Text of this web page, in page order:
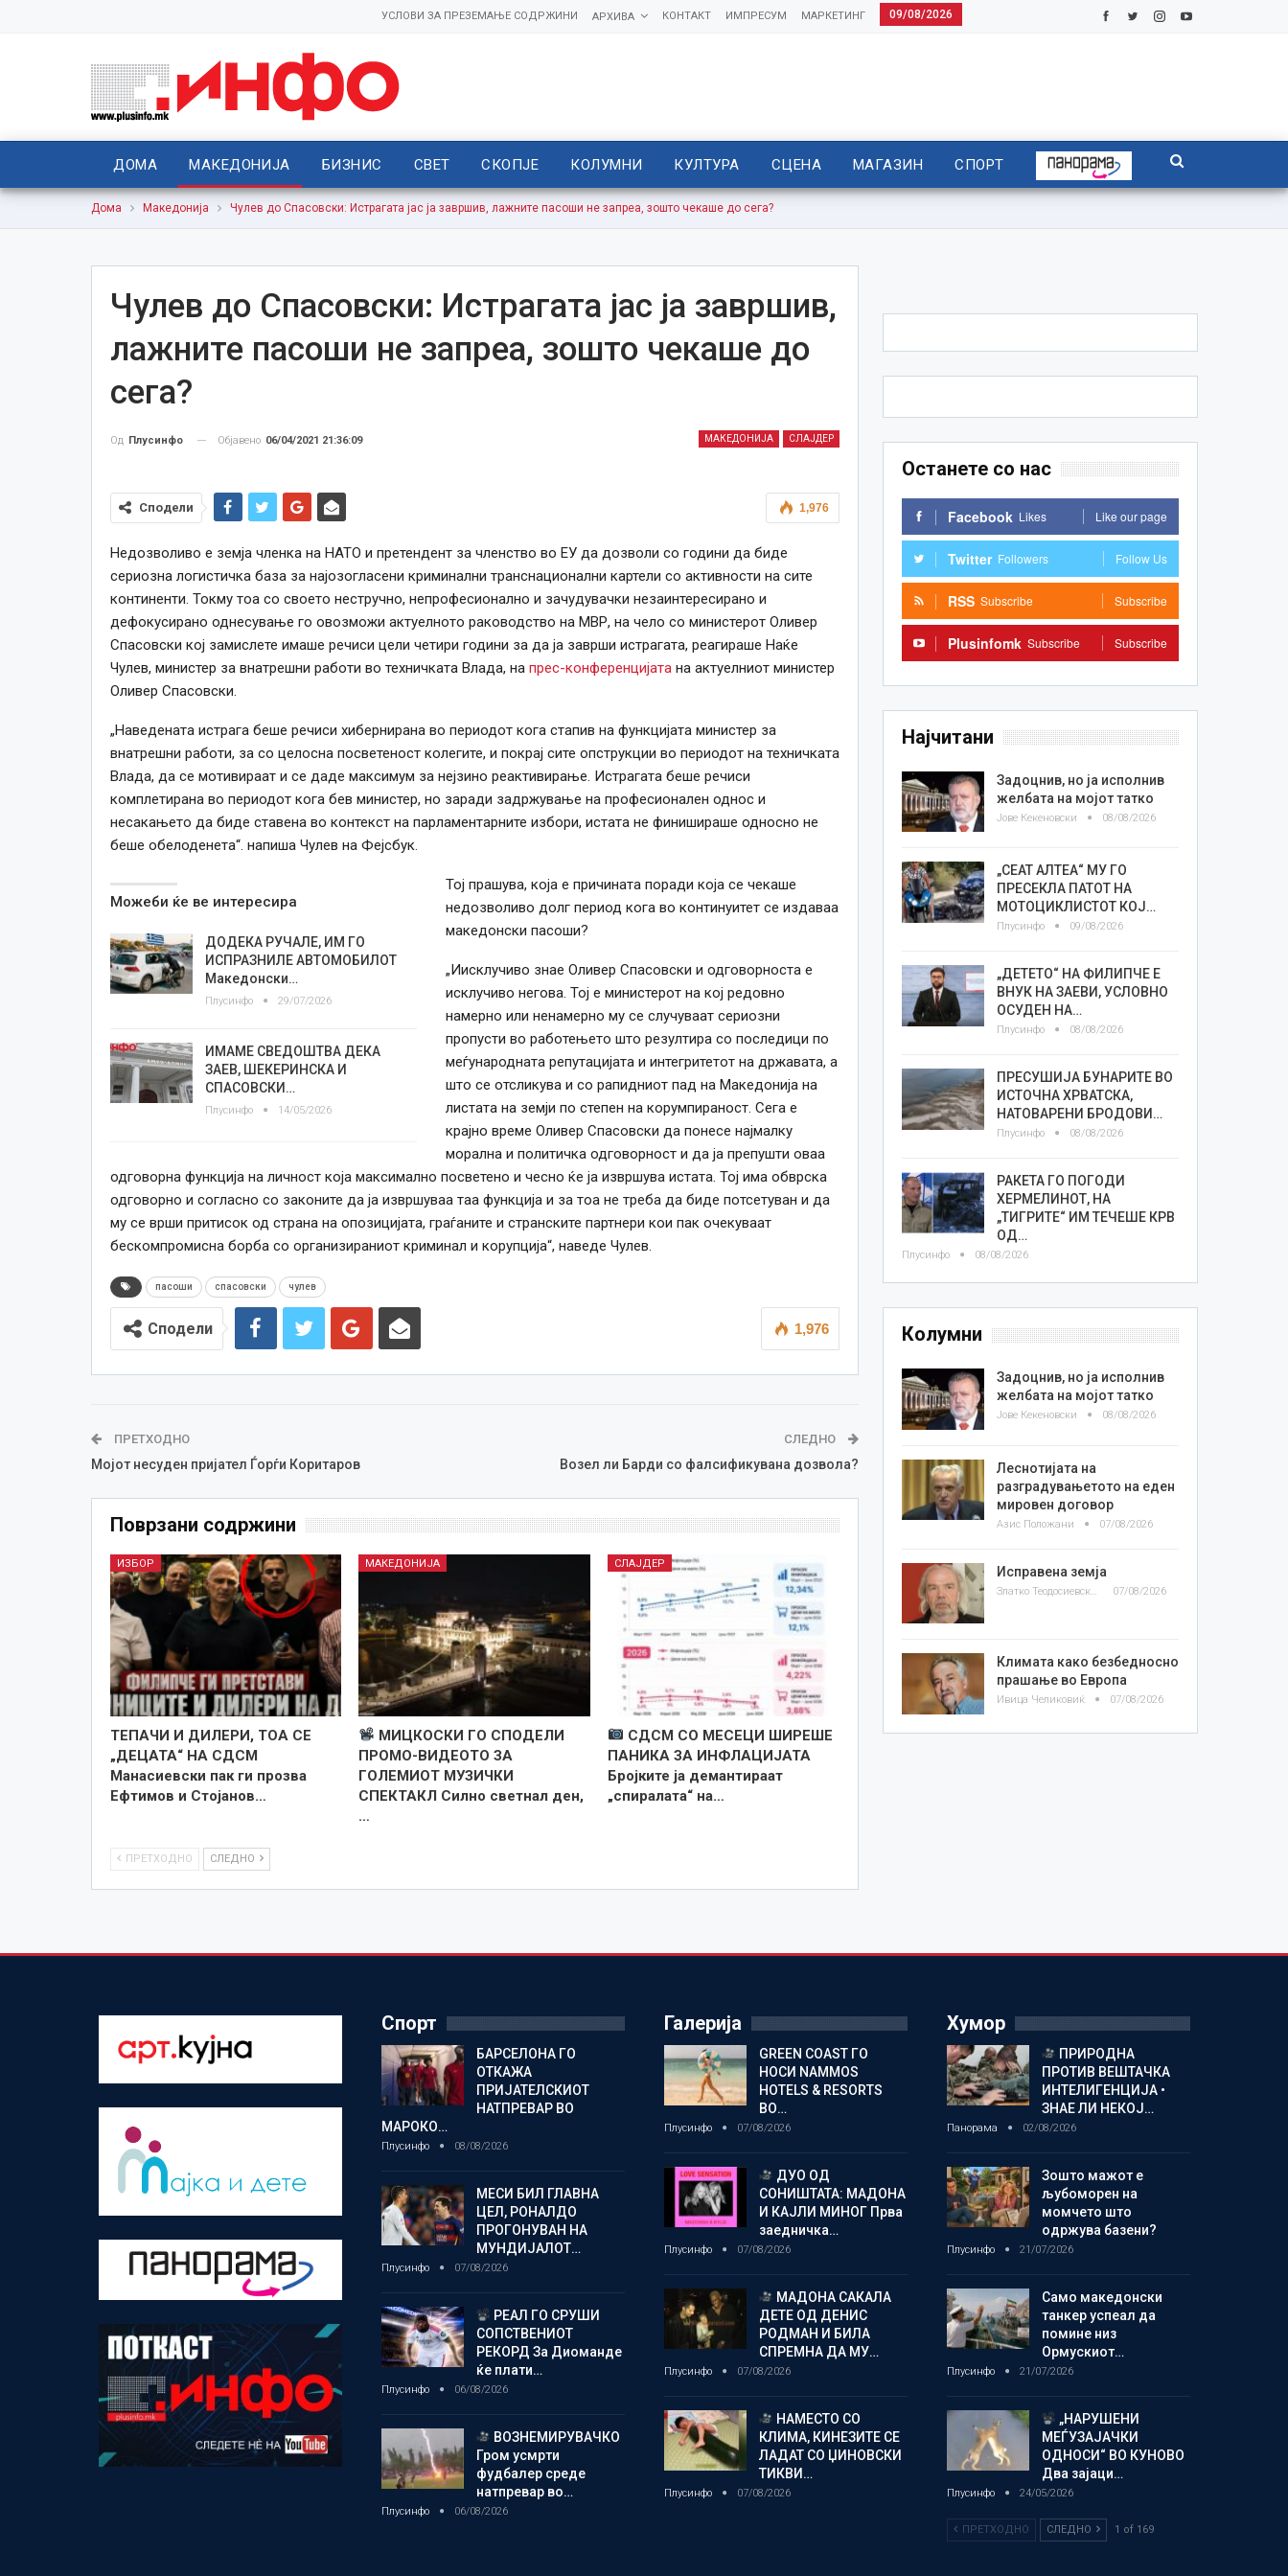
09/08/2026
МАРКЕТИНГ
ИМПРЕСУМ
КОНТАКТ
АРХИВА
УСЛОВИ ЗА ПРЕЗЕМАЊЕ СОДРЖИНИ
ДОМА МАКЕДОНИЈА БИЗНИС СВЕТ СКОПЈЕ КОЛУМНИ КУЛТУРА СЦЕНА МАГАЗИН СПОРТ
Дома Македонија Чулев до Спасовски: Истрагата јас ја завршив, лажните пасоши не запреа, зошто чекаше до сега?
Чулев до Спасовски: Истрагата јас ја завршив,
лажните пасоши не запреа, зошто чекаше до
сега?
МАКЕДОНИЈА СЛАЈДЕР
Од Плусинфо Објавено 06/04/2021 21:36:09
1,976
Сподели
Недозволиво е земја членка на НАТО и претендент за членство во ЕУ да дозволи со години да биде
сериозна логистичка база за најозогласени криминални транснационални картели со активности на сите
континенти. Токму тоа со своето нестручно, непрофесионално и зачудувачки незаинтересирано и
дефокусирано однесување го овозможи актуелното раководство на МВР, на чело со министерот Оливер
Спасовски кој замислете имаше речиси цели четири години за да ја заврши истрагата, реагираше Наќе
Чулев, министер за внатрешни работи во техничката Влада, на прес-конференцијатана актуелниот министер
Оливер Спасовски.
„Наведената истрага беше речиси хибернирана во периодот кога стапив на функцијата министер за
внатрешни работи, за со целосна посветеност колегите, и покрај сите опструкции во периодот на техничката
Влада, да се мотивираат и се даде максимум за нејзино реактивирање. Истрагата беше речиси
комплетирана во периодот кога бев министер, но заради задржување на професионален однос и
несакањето да биде ставена во контекст на парламентарните избори, истата не финишираше односно не
беше обелоденета“. напиша Чулев на Фејсбук.
Можеби ќе ве интересира
ДОДЕКА РУЧАЛЕ, ИМ ГО
ИСПРАЗНИЛЕ АВТОМОБИЛОТ
Македонски…
Плусинфо 29/07/2026
ИМАМЕ СВЕДОШТВА ДЕКА
ЗАЕВ, ШЕКЕРИНСКА И
СПАСОВСКИ…
Плусинфо 14/05/2026
Тој прашува, која е причината поради која се чекаше
недозволиво долг период кога во континуитет се издаваа
македонски пасоши?
„Иисклучиво знае Оливер Спасовски и одговорноста е
исклучиво негова. Тој е министерот на кој редовно
намерно или ненамерно му се случуваат сериозни
пропусти во работењето што резултира со последици по
меѓународната репутацијата и интегритетот на државата, а
што се отсликува и со рапидниот пад на Македонија на
листата на земји по степен на корумпираност. Сега е
крајно време Оливер Спасовски да понесе најмалку
морална и политичка одговорност и да ја препушти оваа
одговорна функција на личност која максимално посветено и чесно ќе ја извршува истата. Тој има обврска
одговорно и согласно со законите да ја извршуваа таа функција и за тоа не треба да биде потсетуван и да
му се врши притисок од страна на опозицијата, граѓаните и странските партнери кои пак очекуваат
бескомпромисна борба со организираниот криминал и корупција“, наведе Чулев.
пасоши спасовски чулев
1,976
Сподели
ПРЕТХОДНО
Мојот несуден пријател Ѓорѓи Коритаров
СЛЕДНО
Возел ли Барди со фалсификувана дозвола?
Поврзани содржини
ИЗБОР
TEПАЧИ И ДИЛЕРИ, ТОА СЕ
„ДЕЦАТА“ НА СДСМ
Манасиевски пак ги прозва
Ефтимов и Стојанов…
МАКЕДОНИЈА
МИЦКОСКИ ГО СПОДЕЛИ
ПРОМО-ВИДЕОТО ЗА
ГОЛЕМИОТ МУЗИЧКИ
СПЕКТАКЛ Силно светнал ден,
…
СЛАЈДЕР
СДСМ СО МЕСЕЦИ ШИРЕШЕ
ПАНИКА ЗА ИНФЛАЦИЈАТА
Бројките ја демантираат
„спиралата“ на…
ПРЕТХОДНО СЛЕДНО
Останете со нас
Facebook Likes Like our page
Twitter Followers Follow Us
RSS Subscribe Subscribe
Plusinfomk Subscribe Subscribe
Најчитани
Задоцнив, но ја исполнив
желбата на мојот татко
Јове Кекеновски 08/08/2026
„СЕАТ АЛТЕА“ МУ ГО
ПРЕСЕКЛА ПАТОТ НА
МОТОЦИКЛИСТОТ КОЈ…
Плусинфо 09/08/2026
„ДЕТЕТО“ НА ФИЛИПЧЕ Е
ВНУК НА ЗАЕВИ, УСЛОВНО
ОСУДЕН НА…
Плусинфо 08/08/2026
ПРЕСУШИЈА БУНАРИТЕ ВО
ИСТОЧНА ХРВАТСКА,
НАТОВАРЕНИ БРОДОВИ…
Плусинфо 08/08/2026
РАКЕТА ГО ПОГОДИ
ХЕРМЕЛИНОТ, НА
„ТИГРИТЕ“ ИМ ТЕЧЕШЕ КРВ
ОД…
Плусинфо 08/08/2026
Колумни
Задоцнив, но ја исполнив
желбата на мојот татко
Јове Кекеновски 08/08/2026
Леснотијата на
разградувањетото на еден
мировен договор
Азис Положани 07/08/2026
Исправена земја
Златко Теодосиевски 07/08/2026
Климата како безбедносно
прашање во Европа
Ивица Челиковиќ 07/08/2026
Спорт
БАРСЕЛОНА ГО
ОТКАЖА
ПРИЈАТЕЛСКИОТ
НАТПРЕВАР ВО
МАРОКО…
Плусинфо 08/08/2026
МЕСИ БИЛ ГЛАВНА
ЦЕЛ, РОНАЛДО
ПРОГОНУВАН НА
МУНДИЈАЛОТ…
Плусинфо 07/08/2026
РЕАЛ ГО СРУШИ
СОПСТВЕНИОТ
РЕКОРД За Диоманде
ќе плати…
Плусинфо 06/08/2026
ВОЗНЕМИРУВАЧКО
Гром усмрти
фудбалер среде
натпревар во…
Плусинфо 06/08/2026
Галерија
GREEN COAST ГО
НОСИ NAMMOS
HOTELS & RESORTS
ВО…
Плусинфо 07/08/2026
ДУО ОД
СОНИШТАТА: МАДОНА
И КАЈЛИ МИНОГ Прва
заедничка…
Плусинфо 07/08/2026
МАДОНА САКАЛА
ДЕТЕ ОД ДЕНИС
РОДМАН И БИЛА
СПРЕМНА ДА МУ…
Плусинфо 07/08/2026
НАМЕСТО СО
КЛИМА, КИНЕЗИТЕ СЕ
ЛАДАТ СО ЏИНОВСКИ
ТИКВИ…
Плусинфо 07/08/2026
Хумор
ПРИРОДНА
ПРОТИВ ВЕШТАЧКА
ИНТЕЛИГЕНЦИЈА •
ЗНАЕ ЛИ НЕКОЈ…
Панорама 02/08/2026
Зошто мажот е
љубоморен на
момчето што
одржува базени?
Плусинфо 21/07/2026
Само македонски
танкер успеал да
помине низ
Ормускиот…
Плусинфо 21/07/2026
„НАРУШЕНИ
МЕЃУЗАЈАЧКИ
ОДНОСИ“ ВО КУНОВО
Два зајаци…
Плусинфо 24/05/2026
ПРЕТХОДНО СЛЕДНО 1 of 169